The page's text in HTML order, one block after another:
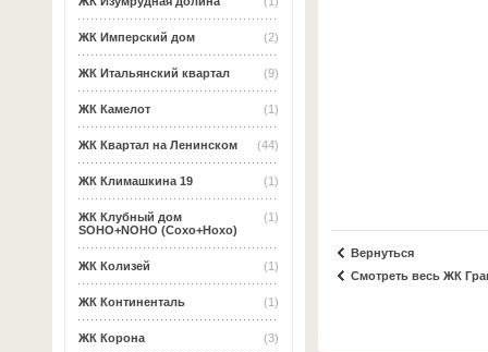
(2)
ЖК Имперский дом
(9)
ЖК Итальянский квартал
(1)
ЖК Камелот
(44)
ЖК Квартал на Ленинском
(1)
ЖК Климашкина 19
(1)
ЖК Клубный дом
SOHO+NOHO (Сохо+Нохо)
(1)
ЖК Колизей
(1)
ЖК Континенталь
(3)
ЖК Корона
Вернуться
Смотреть весь ЖК